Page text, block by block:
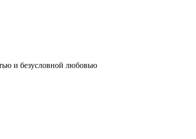
и безусловной любовью